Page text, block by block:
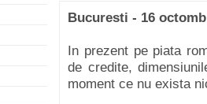
Bucuresti - 16
In prezent pe piata
de credite,
moment ce nu exista